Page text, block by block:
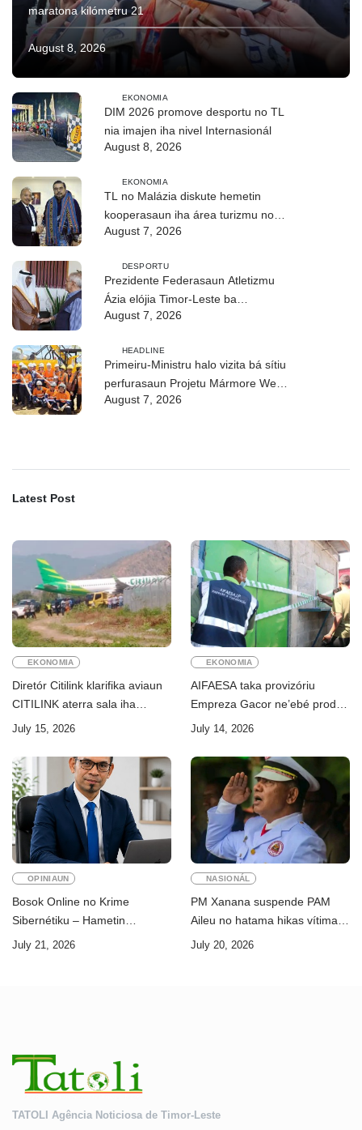
maratona kilómetru 21
August 8, 2026
EKONOMIA
DIM 2026 promove desportu no TL
nia imajen iha nivel Internasionál
August 8, 2026
EKONOMIA
TL no Malázia diskute hemetin
kooperasaun iha área turizmu no
edukasaun
August 7, 2026
DESPORTU
Prezidente Federasaun Atletizmu
Ázia elójia Timor-Leste ba
realizasaun DIM 2026
August 7, 2026
HEADLINE
Primeiru-Ministru halo vizita bá sítiu
perfurasaun Projetu Mármore We-
uah iha Ilimanu
August 7, 2026
Latest Post
EKONOMIA
Diretór Citilink klarifika aviaun
CITILINK aterra sala iha
Aeroportu Komoro ne’e
July 15, 2026
EKONOMIA
AIFAESA taka provizóriu
Empreza Gacor ne’ebé prodús
“pentolan”
July 14, 2026
OPINIAUN
Bosok Online no Krime
Sibernétiku – Hametin
Seguransa Dijitál ba Futuru
July 21, 2026
NASIONÁL
PM Xanana suspende PAM
Aileu no hatama hikas vítima
AMA ba servisu
July 20, 2026
TATOLI Agência Noticiosa de Timor-Leste